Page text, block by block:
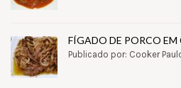
FÍGADO DE PORCO EM
Publicado por: Cooker